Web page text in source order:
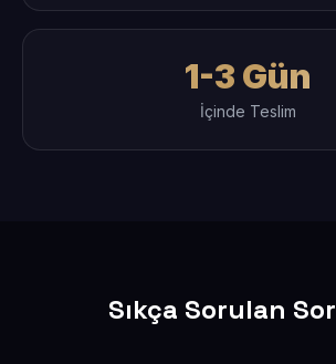
1-3 Gün
İçinde Teslim
Sıkça Sorulan